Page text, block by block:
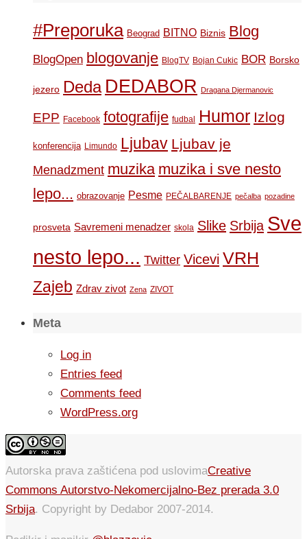
#Preporuka Beograd BITNO Biznis Blog
BlogOpen blogovanje BlogTV Bojan Cukic BOR Borsko
jezero Deda DEDABOR Dragana Djermanovic
EPP Facebook fotografije fudbal Humor Izlog
konferencija Limundo Ljubav Ljubav je
Menadzment muzika muzika i sve nesto
lepo... obrazovanje Pesme PEČALBARENJE pečalba pozadine
prosveta Savremeni menadzer skola Slike Srbija Sve
nesto lepo... Twitter Vicevi VRH
Zajeb Zdrav zivot Zena ZIVOT
Meta
Log in
Entries feed
Comments feed
WordPress.org
Autorska prava zaštićena pod uslovimaCreative
Commons Autorstvo-Nekomercijalno-Bez prerada 3.0
Srbija. Copyright by Dedabor 2007-2014.